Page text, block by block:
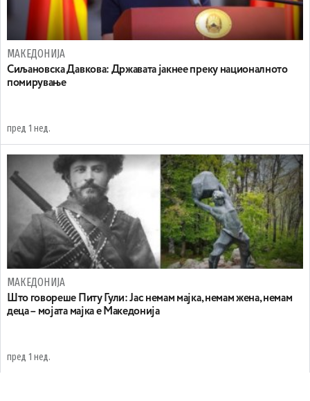
МАКЕДОНИЈА
Сиљановска Давкова: Државата јакнее преку националното
помирување
пред 1 нед.
МАКЕДОНИЈА
Што говореше Питу Гули: Јас немам мајка, немам жена, немам
деца – мојата мајка е Македонија
пред 1 нед.